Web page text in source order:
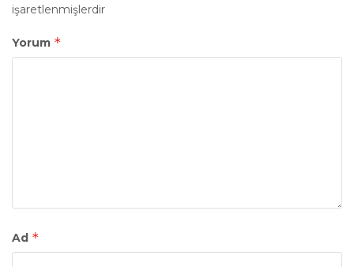
işaretlenmişlerdir
Yorum *
Ad *